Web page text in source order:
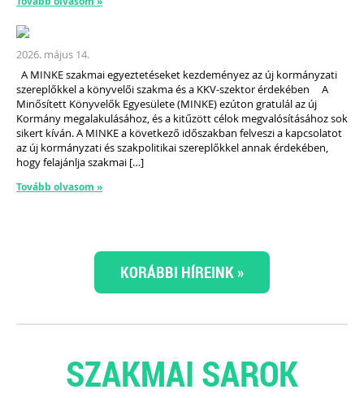
2026. május 14.
A MINKE szakmai egyeztetéseket kezdeményez az új kormányzati
szereplőkkel a könyvelői szakma és a KKV-szektor érdekében A
Minősített Könyvelők Egyesülete (MINKE) ezúton gratulál az új
Kormány megalakulásához, és a kitűzött célok megvalósításához sok
sikert kíván. A MINKE a következő időszakban felveszi a kapcsolatot
az új kormányzati és szakpolitikai szereplőkkel annak érdekében,
hogy felajánlja szakmai […]
Tovább olvasom »
KORÁBBI HÍREINK »
SZAKMAI SAROK